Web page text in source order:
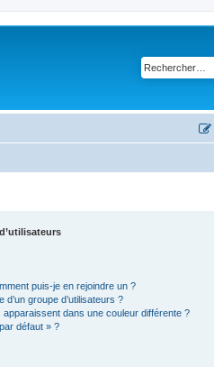
puis-je en rejoindre un ?
groupe d’utilisateurs ?
apparaissent dans une couleur différente ?
défaut » ?